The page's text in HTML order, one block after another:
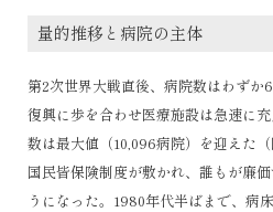
量的推移と病院の主体
第2次世界大戦直後、病院数はわずか
復興に歩を合わせ医療施設は急速に
数は最大値（10,096病院）を迎えた（
国民皆保険制度が敷かれ、誰もが廉
うになった。1980年代半ばまで、病